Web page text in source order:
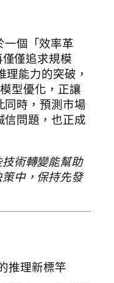
一個「效率革
僅追求規模
理能力的突破，
型優化，正讓
同時，預測市場
信問題，也正成
術轉變能幫助
中，保持先發
推理新標竿